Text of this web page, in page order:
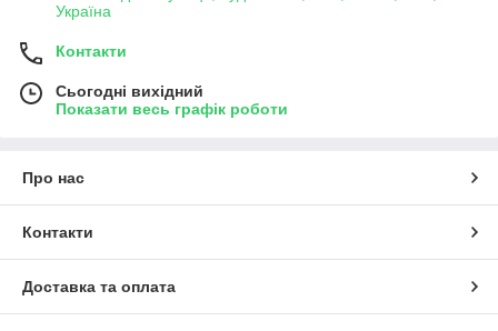
Україна
Контакти
Сьогодні вихідний
Показати весь графік роботи
Про нас
Контакти
Доставка та оплата